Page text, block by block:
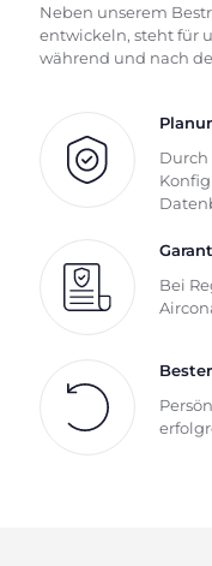
Neben unserem
entwickeln, steht für
während und nach
Durch
Bei